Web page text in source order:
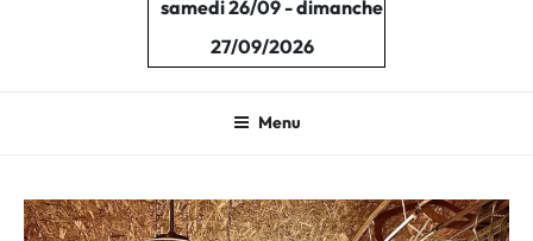
samedi 26/09 - dimanche
27/09/2026
Menu